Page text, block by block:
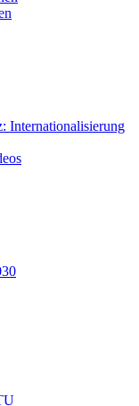
Internationalisierung